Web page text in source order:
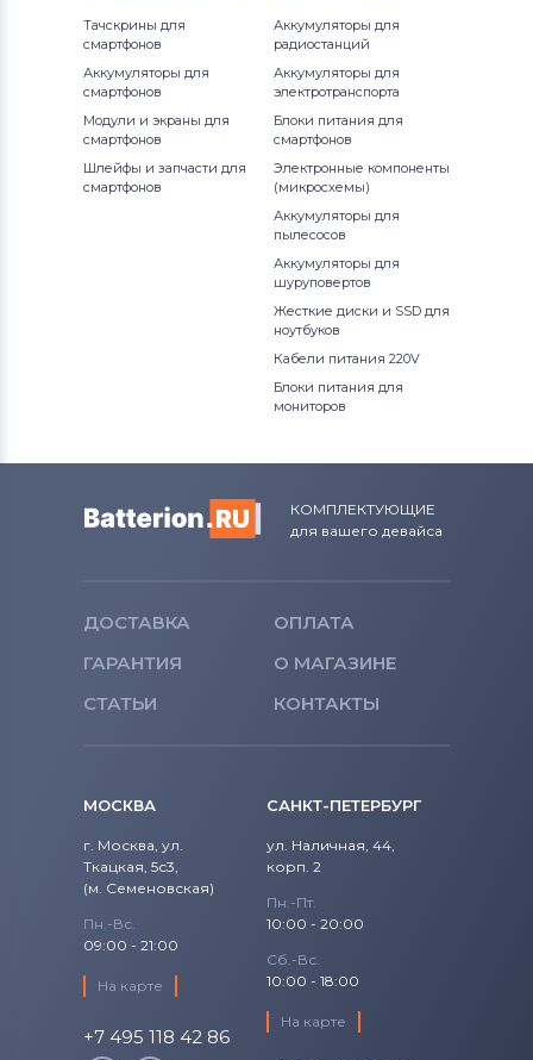
Тачскрины для
смартфонов
Аккумуляторы для
смартфонов
Модули и экраны для
смартфонов
Шлейфы и запчасти для
смартфонов
Аккумуляторы для
радиостанций
Аккумуляторы для
электротранспорта
Блоки питания для
смартфонов
Электронные компоненты
(микросхемы)
Аккумуляторы для
пылесосов
Аккумуляторы для
шуруповертов
Жесткие диски и SSD для
ноутбуков
Кабели питания 220V
Блоки питания для
мониторов
КОМПЛЕКТУЮЩИЕ
для вашего девайса
ДОСТАВКА
ОПЛАТА
ГАРАНТИЯ
О МАГАЗИНЕ
СТАТЬИ
КОНТАКТЫ
МОСКВА
г. Москва, ул.
Ткацкая, 5с3,
(м. Семеновская)
Пн.-Вс.
09:00 - 21:00
На карте
+7 495 118 42 86
САНКТ-ПЕТЕРБУРГ
ул. Наличная, 44,
корп. 2
Пн.-Пт.
10:00 - 20:00
Сб.-Вс.
10:00 - 18:00
На карте